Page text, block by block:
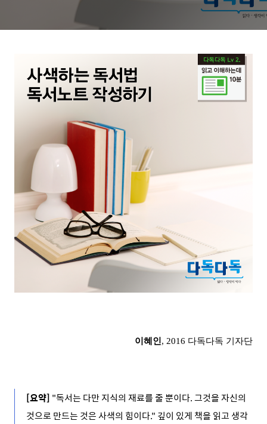
이혜인, 2016 다독다독 기자단
[요약] "독서는 다만 지식의 재료를 줄 뿐이다. 그것을 자신의
것으로 만드는 것은 사색의 힘이다." 깊이 있게 책을 읽고 생각